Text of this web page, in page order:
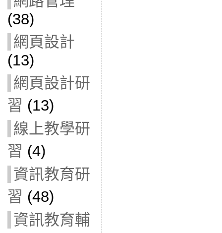
(38)
網頁設計
(13)
網頁設計研
習 (13)
線上教學研
習 (4)
資訊教育研
習 (48)
資訊教育輔